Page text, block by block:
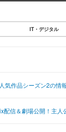
ッピング
タメTOP
IT・デジタル
気作品シーズン2の情
信＆劇場公開！主